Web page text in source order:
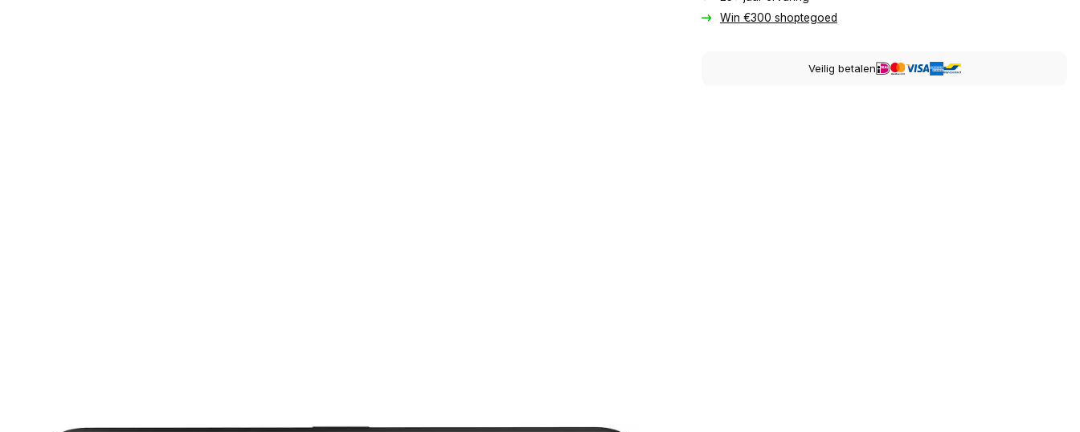
Win €300 shoptegoed
Veilig betalen